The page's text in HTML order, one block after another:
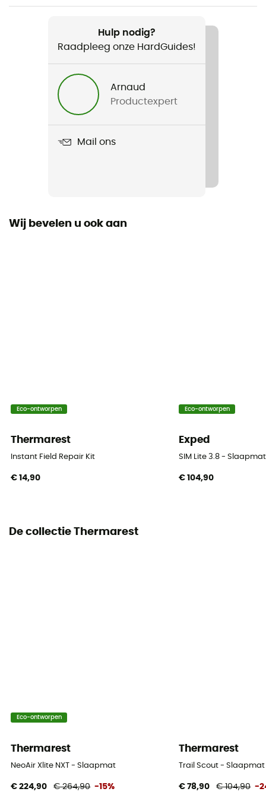
Wandelen / Trekking / Bivak
Heren / Dames
840 g (Regular Wide) / 1 080 g (Large)
Dikte
Materiaal
Hulp nodig?
Raadpleeg onze HardGuides!
Arnaud
Productexpert
Mail ons
Wij bevelen u ook aan
Eco-ontworpen
Thermarest
Instant Field Repair Kit
€ 14,90
Eco-ontworpen
Exped
SIM Lite 3.8 - Slaapmat
€ 104,90
De collectie Thermarest
Eco-ontworpen
Thermarest
NeoAir Xlite NXT - Slaapmat
€ 224,90 € 264,90 -15%
Thermarest
Trail Scout - Slaapmat
€ 78,90 € 104,90 -